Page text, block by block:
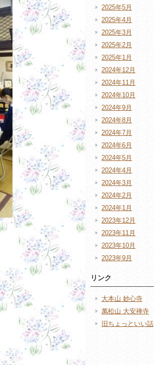
2025年5月
2025年4月
2025年3月
2025年2月
2025年1月
2024年12月
2024年11月
2024年10月
2024年9月
2024年8月
2024年7月
2024年6月
2024年5月
2024年4月
2024年3月
2024年2月
2024年1月
2023年12月
2023年11月
2023年10月
2023年9月
リンク
大本山 妙心寺
萬松山 大安禅寺
旧ちょっといい話